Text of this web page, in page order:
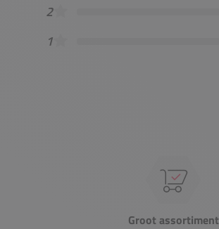
2
1
Groot assortiment